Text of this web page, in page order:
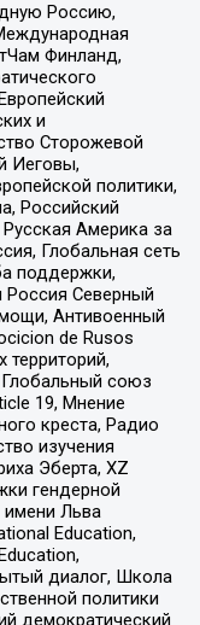
Россию,
Финланд,
и
Сторожевой
Иеговы,
политики,
Российский
Америка за
Глобальная сеть
поддержки,
Россия Северный
Антивоенный
de Rusos
союз
19, Мнение
креста, Радио
изучения
Эберта, XZ
гендерной
имени Льва
Education,
диалог, Школа
политики
демократический